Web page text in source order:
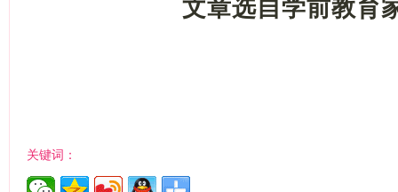
文章选自学前教育
关键词：